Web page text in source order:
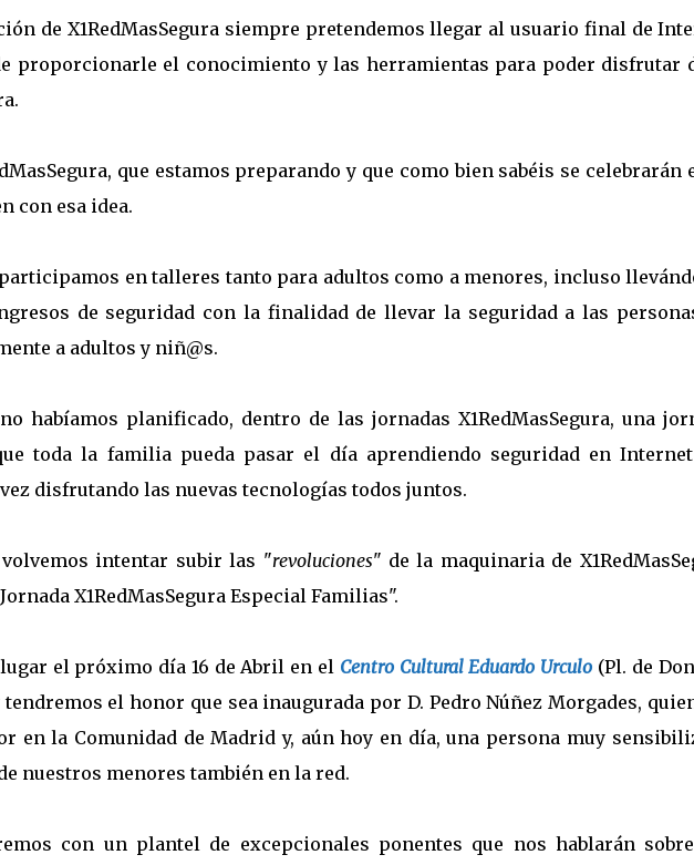
de X1RedMasSegura siempre pretendemos llegar al usuario final de
proporcionarle el conocimiento y las herramientas para poder disfrutar
que estamos preparando y que como bien sabéis se celebrarán
con esa idea.
en talleres tanto para adultos como a menores, incluso
de seguridad con la finalidad de llevar la seguridad a las
a adultos y niñ@s.
habíamos planificado, dentro de las jornadas X1RedMasSegura, una
toda la familia pueda pasar el día aprendiendo seguridad en
disfrutando las nuevas tecnologías todos juntos.
intentar subir las "revoluciones" de la maquinaria de
X1RedMasSegura Especial Familias".
el próximo día 16 de Abril en el Centro Cultural Eduardo Urculo (Pl. de
el honor que sea inaugurada por D. Pedro Núñez Morgades,
en la Comunidad de Madrid y, aún hoy en día, una persona muy
nuestros menores también en la red.
con un plantel de excepcionales ponentes que nos hablarán